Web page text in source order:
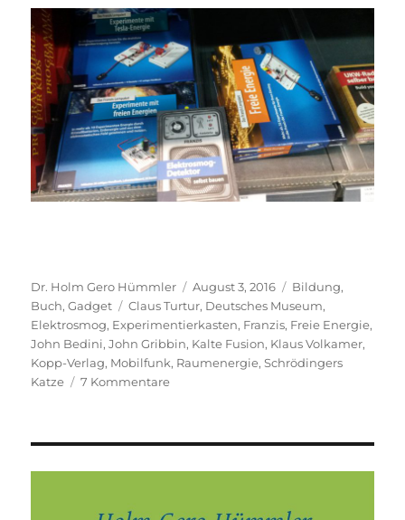
Autor
Dr. Holm Gero Hümmler
Veröffentlicht
am
August 3, 2016 Kategorien
Bildung,
Buch,Gadget Schlagwörter
Claus Turtur, Deutsches Museum,
Elektrosmog, Experimentierkasten, Franzis, Freie Energie,
John Bedini,John Gribbin, Kalte Fusion, Klaus Volkamer,
Kopp-Verlag, Mobilfunk, Raumenergie,Schrödingers
Katze
7 Kommentarezu
(das
es